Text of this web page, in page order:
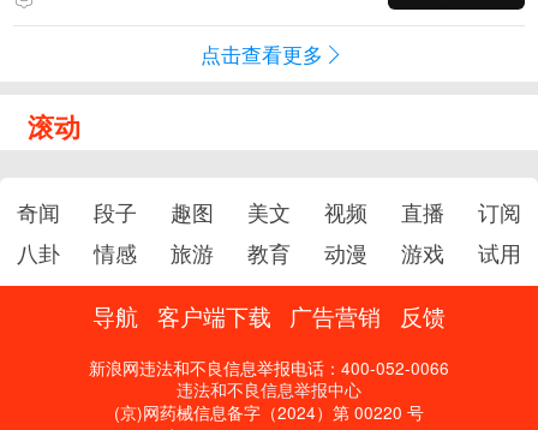
点击查看更多
滚动
奇闻 段子 趣图 美文 视频 直播
订阅
八卦
情感 旅游 教育 动漫 游戏 试用
导航 客户端下载 广告营销 反馈
新浪网违法和不良信息举报电话：400-052-0066
违法和不良信息举报中心
(京)网药械信息备字（2024）第 00220 号